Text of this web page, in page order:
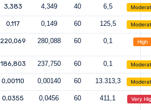
3,383 4,349 40 6,5
0,117 0,149 60 125,5
220,069 280,088 60 0,1 High
186,803 237,750 60 0,1
0,00110 0,00140 60 13.313,3
0,0355 0,0456 60 411,1 Very